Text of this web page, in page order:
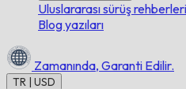
Uluslararası sürüş rehberleri
Blog yazıları
Zamanında, Garanti Edilir.
TR | USD